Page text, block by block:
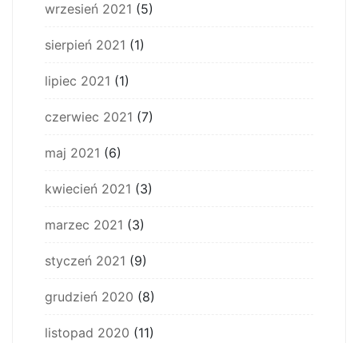
wrzesień 2021 (5)
sierpień 2021 (1)
lipiec 2021 (1)
czerwiec 2021 (7)
maj 2021 (6)
kwiecień 2021 (3)
marzec 2021 (3)
styczeń 2021 (9)
grudzień 2020 (8)
listopad 2020 (11)